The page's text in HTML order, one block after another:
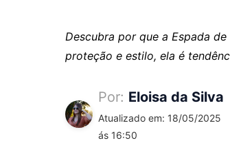
Descubra por que a Espada
proteção e estilo, ela é
Por: Eloisa da Silva
Atualizado em: 18/05/2025
ás 16:50